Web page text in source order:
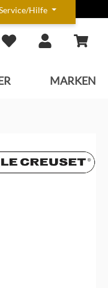
Hilfe
MARKEN